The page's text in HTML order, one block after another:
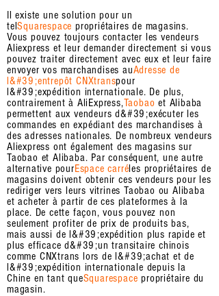
Il existe une solution pour un
telSquarespacepropriétaires de magasins.
Vous pouvez toujours contacter les vendeurs
Aliexpress et leur demander directement si vous
pouvez traiter directement avec eux et leur faire
envoyer vos marchandises auAdresse de
l&#39;entrepôt CNXtranspour
l&#39;expédition internationale. De plus,
contrairement à AliExpress,Taobao et Alibaba
permettent aux vendeurs d&#39;exécuter les
commandes en expédiant des marchandises à
des adresses nationales. De nombreux vendeurs
Aliexpress ont également des magasins sur
Taobao et Alibaba. Par conséquent, une autre
alternative pourEspace carréles propriétaires de
magasins doivent obtenir ces vendeurs pour les
rediriger vers leurs vitrines Taobao ou Alibaba
et acheter à partir de ces plateformes à la
place. De cette façon, vous pouvez non
seulement profiter de prix de produits bas,
mais aussi de l&#39;expédition plus rapide et
plus efficace d&#39;un transitaire chinois
comme CNXtrans lors de l&#39;achat et de
l&#39;expédition internationale depuis la
Chine en tant queSquarespacepropriétaire du
magasin.